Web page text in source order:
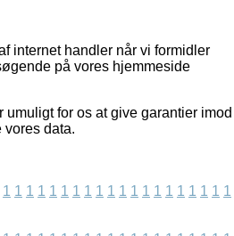
internet handler når vi formidler
på vores hjemmeside
for os at give garantier imod
data.
1 1 1 1 1 1 1 1 1 1 1 1 1 1 1 1 1 1 1 1